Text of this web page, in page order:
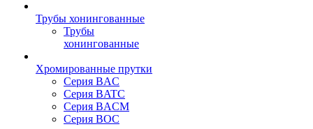
Трубы хонингованные
Трубы
хонингованные
Хромированные прутки
Серия BAC
Серия BATC
Серия BACM
Серия BOC